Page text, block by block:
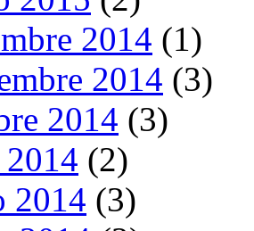
2014 (1)
2014 (3)
2014 (3)
(2)
2014 (3)